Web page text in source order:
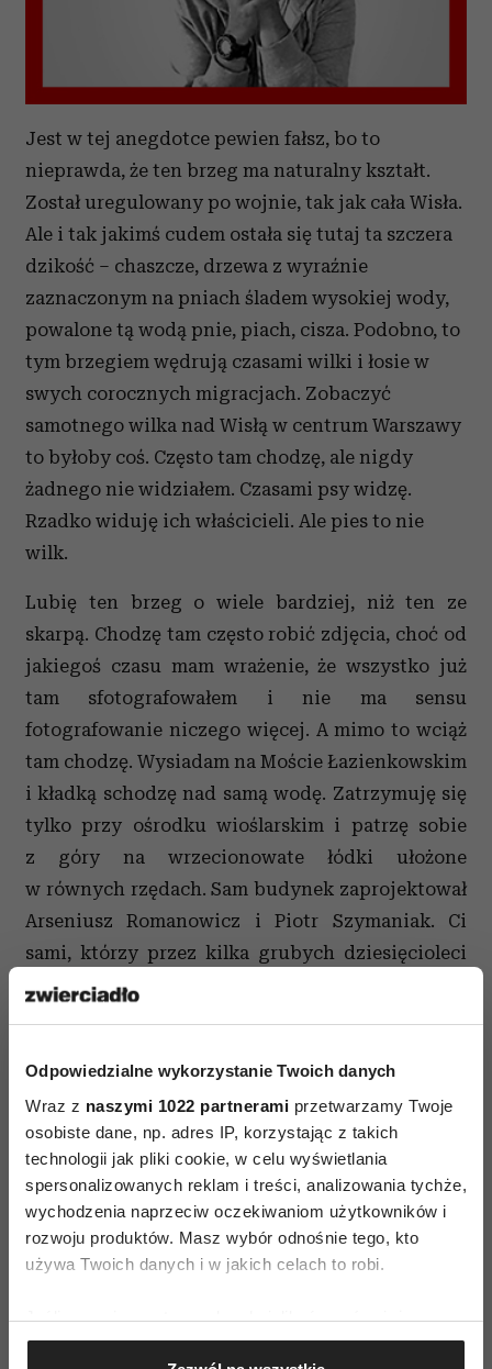
Odpowiedzialne wykorzystanie Twoich danych
Wraz z naszymi 1022 partnerami przetwarzamy Twoje
osobiste dane, np. adres IP, korzystając z takich
technologii jak pliki cookie, w celu wyświetlania
spersonalizowanych reklam i treści, analizowania tychże,
wychodzenia naprzeciw oczekiwaniom użytkowników i
rozwoju produktów. Masz wybór odnośnie tego, kto
używa Twoich danych i w jakich celach to robi.
Jeśli wyrazisz na to zgodę, chcielibyśmy również:
Gromadzić dane dotyczące Twojej lokalizacji
Jest w tej anegdotce pewien fałsz, bo to
nieprawda, że ten brzeg ma naturalny kształt.
Został uregulowany po wojnie, tak jak cała Wisła.
Ale i tak jakimś cudem ostała się tutaj ta szczera
dzikość – chaszcze, drzewa z wyraźnie
zaznaczonym na pniach śladem wysokiej wody,
powalone tą wodą pnie, piach, cisza. Podobno, to
tym brzegiem wędrują czasami wilki i łosie w
swych corocznych migracjach. Zobaczyć
samotnego wilka nad Wisłą w centrum Warszawy
to byłoby coś. Często tam chodzę, ale nigdy
żadnego nie widziałem. Czasami psy widzę.
Rzadko widuję ich właścicieli. Ale pies to nie
wilk.
Lubię ten brzeg o wiele bardziej, niż ten ze
skarpą. Chodzę tam często robić zdjęcia, choć od
jakiegoś czasu mam wrażenie, że wszystko już
tam sfotografowałem i nie ma sensu
fotografowanie niczego więcej. A mimo to wciąż
tam chodzę. Wysiadam na Moście Łazienkowskim
i kładką schodzę nad samą wodę. Zatrzymuję się
tylko przy ośrodku wioślarskim i patrzę sobie
z góry na wrzecionowate łódki ułożone
w równych rzędach. Sam budynek zaprojektował
Arseniusz Romanowicz i Piotr Szymaniak. Ci
sami, którzy przez kilka grubych dziesięcioleci
siedzieli nad kolejnymi projektami Dworca
Ochotę, Stadion czy Wschodni. Ale po ośrodku
żeglarskim wcale nie widać, że to oni. Wygląda
trochę tak, jakby po prostu chcieli odetchnąć od
tego kolejnictwa nad rzeką. Może dlatego
zaprojektowali taki wielki taras? Można by sobie
wyobrażać jak na nim stoją i patrzą. A w dali
huczą pociągi na moście średnicowym.
Potem jest już ten piach i krzaki. Znam takie